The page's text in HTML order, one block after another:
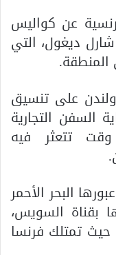
عن كواليس
ديغول، التي
المنطقة.
على تنسيق
التجارية
تتعثر فيه
البحر الأحمر
بقناة السويس،
حيث تمتلك فرنسا